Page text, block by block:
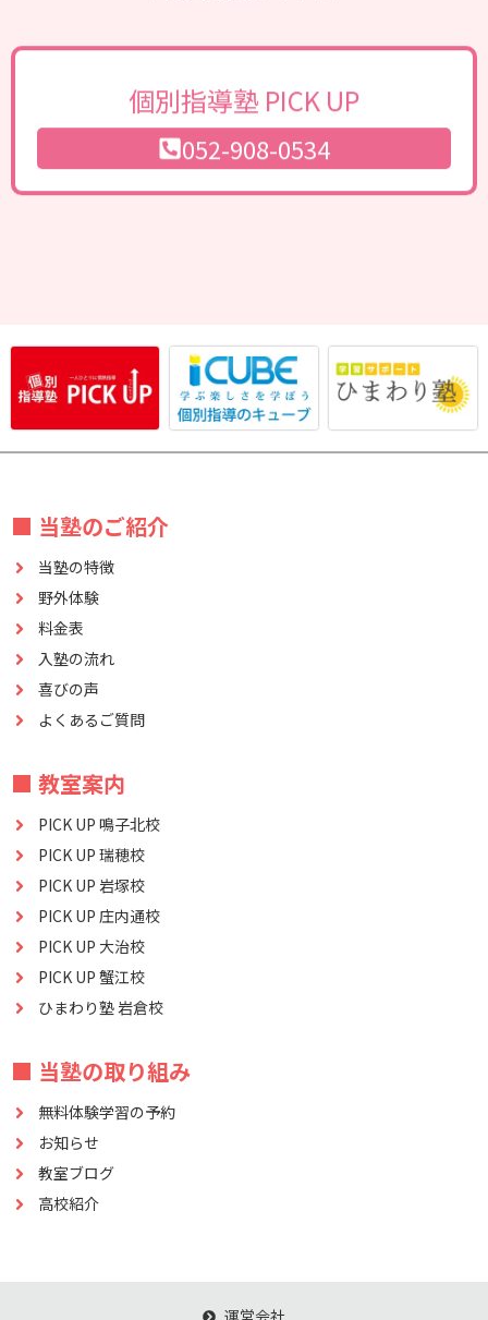
個別指導塾 PICK UP
052-908-0534
■ 当塾のご紹介
当塾の特徴
野外体験
料金表
入塾の流れ
喜びの声
よくあるご質問
■ 教室案内
PICK UP 鳴子北校
PICK UP 瑞穂校
PICK UP 岩塚校
PICK UP 庄内通校
PICK UP 大治校
PICK UP 蟹江校
ひまわり塾 岩倉校
■ 当塾の取り組み
無料体験学習の予約
お知らせ
教室ブログ
高校紹介
運営会社